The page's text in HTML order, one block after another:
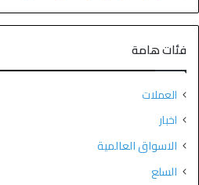
فئات هامة
العملات
اخبار
الاسواق العالمية
السلع